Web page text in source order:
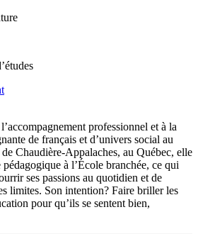
professionnel et à la
de français et d’univers social au
Chaudière-Appalaches, au Québec, elle
à l’École branchée, ce qui
ses passions au quotidien et de
limites. Son intention? Faire briller les
pour qu’ils se sentent bien,